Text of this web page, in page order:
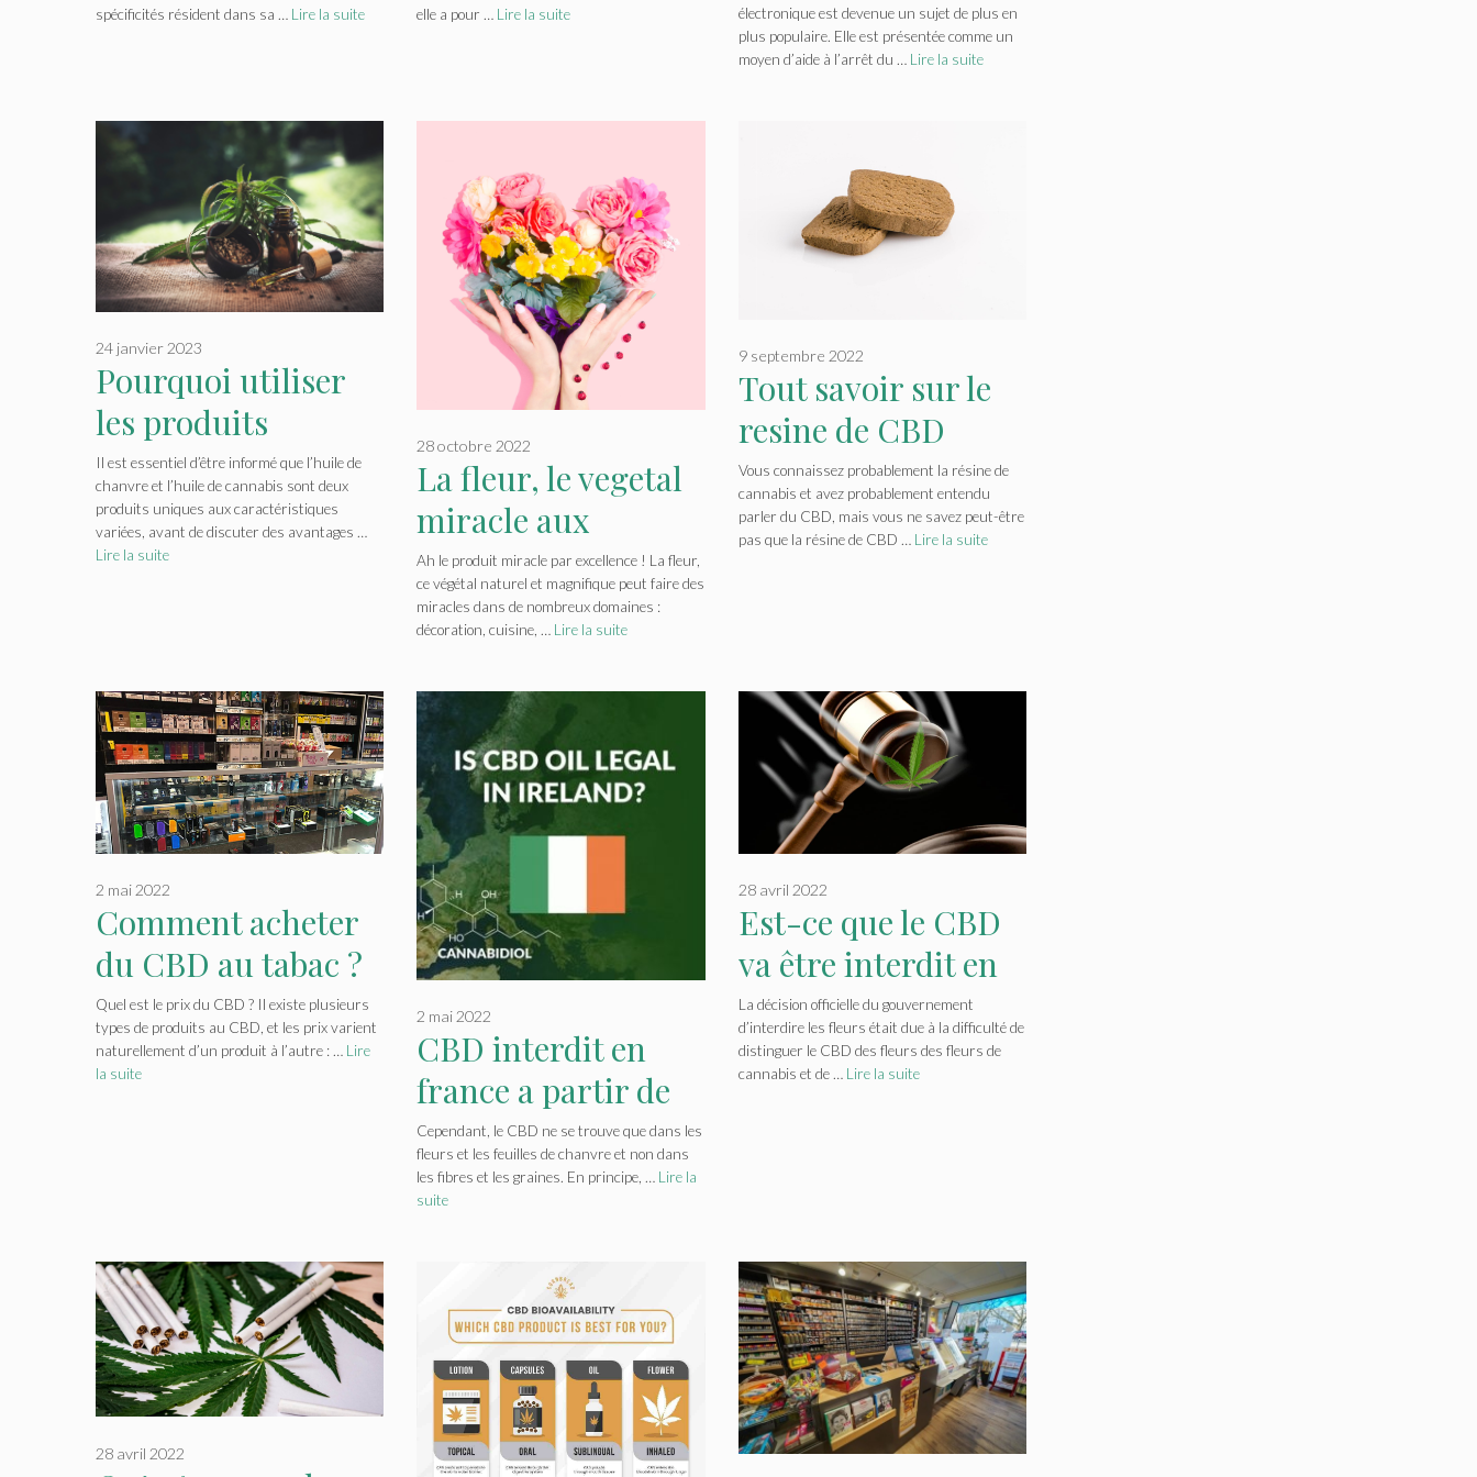
spécificités résident dans sa … Lire la suite
elle a pour … Lire la suite
arrêter de fumer de
manière efficace et
électronique est devenue un sujet de plus en
plus populaire. Elle est présentée comme un
moyen d’aide à l’arrêt du … Lire la suite
Pourquoi utiliser
les produits
cosmetiques a base
de CBD ?
24 janvier 2023
Il est essentiel d’être informé que l’huile de
chanvre et l’huile de cannabis sont deux
produits uniques aux caractéristiques
variées, avant de discuter des avantages …
Lire la suite
La fleur, le vegetal
miracle aux
multiples
utilisations : on
vous dit tout !
28 octobre 2022
Ah le produit miracle par excellence ! La fleur,
ce végétal naturel et magnifique peut faire des
miracles dans de nombreux domaines :
décoration, cuisine, … Lire la suite
Tout savoir sur le
resine de CBD
9 septembre 2022
Vous connaissez probablement la résine de
cannabis et avez probablement entendu
parler du CBD, mais vous ne savez peut-être
pas que la résine de CBD … Lire la suite
Comment acheter
du CBD au tabac ?
2 mai 2022
Quel est le prix du CBD ? Il existe plusieurs
types de produits au CBD, et les prix varient
naturellement d’un produit à l’autre : … Lire
la suite
CBD interdit en
france a partir de
quand ?
2 mai 2022
Cependant, le CBD ne se trouve que dans les
fleurs et les feuilles de chanvre et non dans
les fibres et les graines. En principe, … Lire la
suite
Est-ce que le CBD
va être interdit en
France ?
28 avril 2022
La décision officielle du gouvernement
d’interdire les fleurs était due à la difficulté de
distinguer le CBD des fleurs des fleurs de
cannabis et de … Lire la suite
28 avril 2022